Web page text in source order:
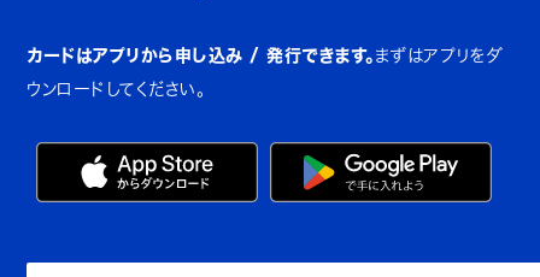
カードはアプリから申し込み / 発行できます。 まずはアプリをダ
ウンロードしてください。